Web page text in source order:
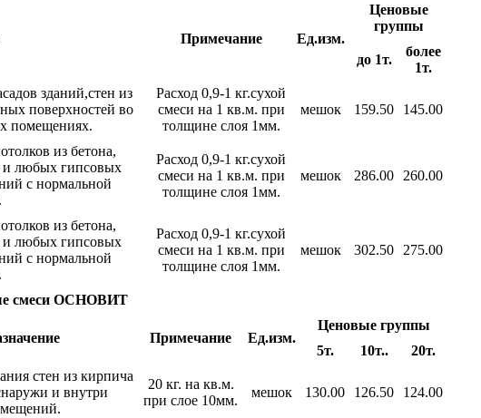
Примечание Ед.изм.
Ценовые
группы
до 1т.
более
1т.
зданий,стен из
поверхностей во
помещениях.
Расход 0,9-1 кг.сухой
смеси на 1 кв.м. при
толщине слоя 1мм.
мешок 159.50 145.00
из бетона,
и любых гипсовых
с нормальной
Расход 0,9-1 кг.сухой
смеси на 1 кв.м. при
толщине слоя 1мм.
мешок 286.00 260.00
из бетона,
и любых гипсовых
с нормальной
Расход 0,9-1 кг.сухой
смеси на 1 кв.м. при
толщине слоя 1мм.
мешок 302.50 275.00
смеси ОСНОВИТ
Примечание Ед.изм.
Ценовые группы
5т.
10т.. 20т.
стен из кирпича
и внутри
20 кг. на кв.м.
при слое 10мм.
мешок 130.00 126.50 124.00